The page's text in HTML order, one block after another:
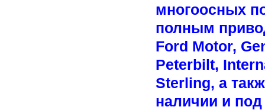
многоосных
полным
Ford Motor,
Peterbilt,
Sterling, а
наличии и под